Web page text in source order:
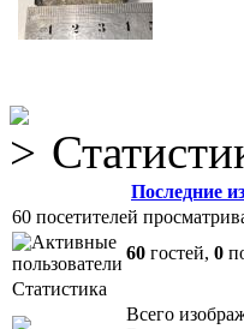
Последние
60 посетителей
60 гостей, 0
Статистика
Всего